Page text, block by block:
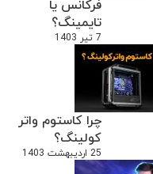
فرکانس یا
تایمینگ؟
7 تیر 1403
چرا کاستوم واتر
کولینگ؟
25 اردیبهشت 1403